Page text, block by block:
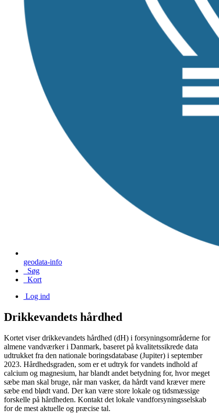
geodata-info
Søg
Kort
Log ind
Drikkevandets hårdhed
Kortet viser drikkevandets hårdhed (dH) i forsyningsområderne for
almene vandværker i Danmark, baseret på kvalitetssikrede data
udtrukket fra den nationale boringsdatabase (Jupiter) i september
2023. Hårdhedsgraden, som er et udtryk for vandets indhold af
calcium og magnesium, har blandt andet betydning for, hvor meget
sæbe man skal bruge, når man vasker, da hårdt vand kræver mere
sæbe end blødt vand. Der kan være store lokale og tidsmæssige
forskelle på hårdheden. Kontakt det lokale vandforsyningsselskab
for de mest aktuelle og præcise tal.